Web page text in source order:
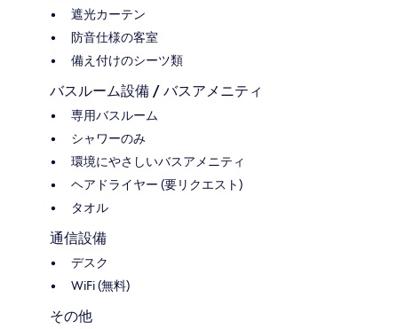
遮光カーテン
防音仕様の客室
備え付けのシーツ類
バスルーム設備 / バスアメニティ
専用バスルーム
シャワーのみ
環境にやさしいバスアメニティ
ヘアドライヤー (要リクエスト)
タオル
通信設備
デスク
WiFi (無料)
その他